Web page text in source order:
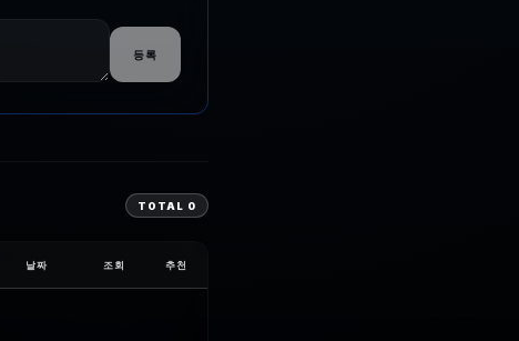
등록
TOTAL 0
날짜 조회 추천